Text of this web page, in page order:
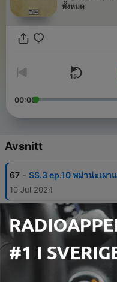
ทั้งหมด
00:00
Avsnitt
67 - SS.3 ep.10 พม่าน่ะเผ
10 Jul 2024
66 SS.3 ep.9 : กบฏเจ้าสาม
03 Jul 2024
65 -
ep.8 : เปิดคำเม้าท์มอ
พระเจ้าปดุง